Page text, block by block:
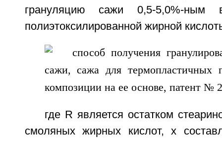
грануляцию сажи 0,5-5,0%-ным
полиэтоксилированной жирной
где R является остатком
смоляных жирных кислот, x